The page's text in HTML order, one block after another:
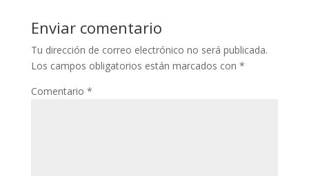
Enviar comentario
Tu dirección de correo electrónico no será publicada.
Los campos obligatorios están marcados con *
Comentario *